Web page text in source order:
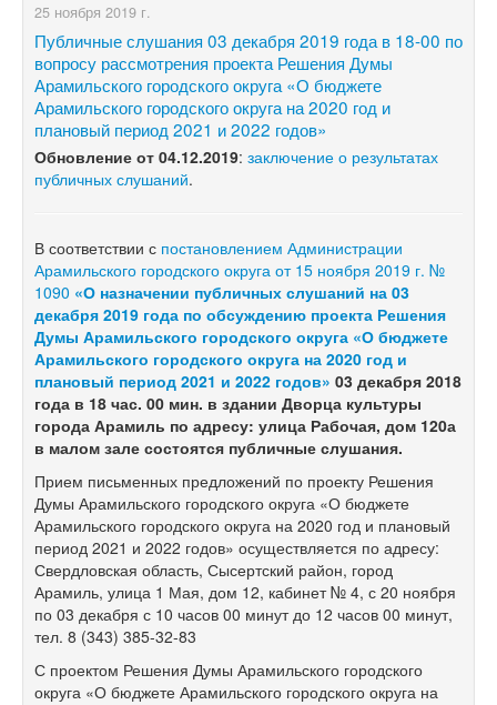
25 ноября 2019 г.
Публичные слушания 03 декабря 2019 года в 18-00 по
вопросу рассмотрения проекта Решения Думы
Арамильского городского округа «О бюджете
Арамильского городского округа на 2020 год и
плановый период 2021 и 2022 годов»
Обновление от 04.12.2019: заключение о результатах
публичных слушаний.
В соответствии с постановлением Администрации
Арамильского городского округа от 15 ноября 2019 г. №
1090 «О назначении публичных слушаний на 03
декабря 2019 года по обсуждению проекта Решения
Думы Арамильского городского округа «О бюджете
Арамильского городского округа на 2020 год и
плановый период 2021 и 2022 годов» 03 декабря 2018
года в 18 час. 00 мин. в здании Дворца культуры
города Арамиль по адресу: улица Рабочая, дом 120а
в малом зале состоятся публичные слушания.
Прием письменных предложений по проекту Решения
Думы Арамильского городского округа «О бюджете
Арамильского городского округа на 2020 год и плановый
период 2021 и 2022 годов» осуществляется по адресу:
Свердловская область, Сысертский район, город
Арамиль, улица 1 Мая, дом 12, кабинет № 4, с 20 ноября
по 03 декабря с 10 часов 00 минут до 12 часов 00 минут,
тел. 8 (343) 385-32-83
С проектом Решения Думы Арамильского городского
округа «О бюджете Арамильского городского округа на